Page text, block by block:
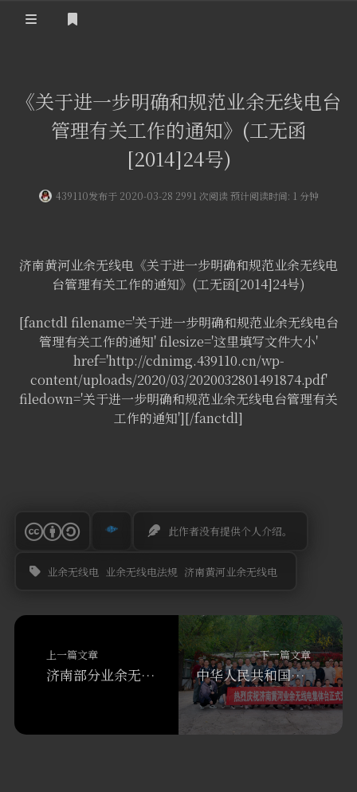
黄河事务
内部信息
黄河新闻
行业新闻
无线电资料
图文教程
HAM技巧
软件
车载类别
摩托车
编号申请
黄河直播
编号查询
《关于进一步明确和规范业余无线电台
管理有关工作的通知》(工无函
[2014]24号)
439110发布于 2020-03-28 2991 次阅读 预计阅读时间: 1 分钟
济南黄河业余无线电《关于进一步明确和规范业余无线电
台管理有关工作的通知》(工无函[2014]24号)
[fanctdl filename='关于进一步明确和规范业余无线电台
管理有关工作的通知' filesize='这里填写文件大小'
href='http://cdnimg.439110.cn/wp-
content/uploads/2020/03/2020032801491874.pdf'
filedown='关于进一步明确和规范业余无线电台管理有关
工作的通知'][/fanctdl]
此作者没有提供个人介绍。
业余无线电 业余无线电法规 济南黄河业余无线电
上一篇文章
济南部分业余无线电爱好者在黄河边野外通联
下一篇文章
中华人民共和国无线电管理条例